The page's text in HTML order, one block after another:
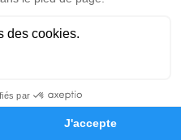
Hommages
Je rends hommage
Gardanne